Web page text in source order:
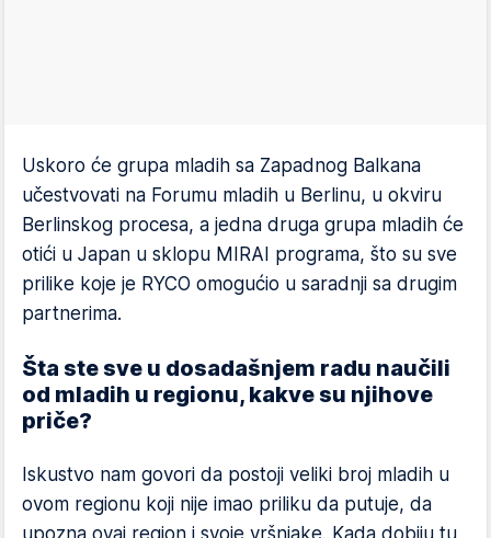
Uskoro će grupa mladih sa Zapadnog Balkana
učestvovati na Forumu mladih u Berlinu, u okviru
Berlinskog procesa, a jedna druga grupa mladih će
otići u Japan u sklopu MIRAI programa, što su sve
prilike koje je RYCO omogućio u saradnji sa drugim
partnerima.
Šta ste sve u dosadašnjem radu naučili
od mladih u regionu, kakve su njihove
priče?
Iskustvo nam govori da postoji veliki broj mladih u
ovom regionu koji nije imao priliku da putuje, da
upozna ovaj region i svoje vršnjake. Kada dobiju tu